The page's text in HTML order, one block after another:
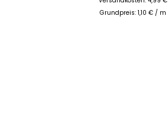
Grundpreis: 1,10 € / m